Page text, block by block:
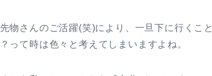
物さんのご活躍(笑)により、一旦下に行くこ
って時は色々と考えてしまいますよね。